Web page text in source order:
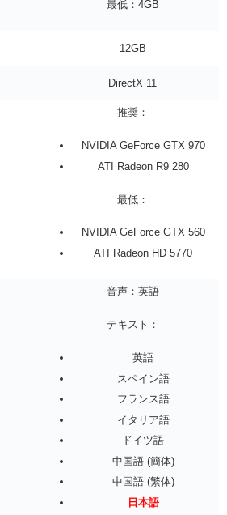
最低：4GB
12GB
DirectX 11
推奨：
NVIDIA GeForce GTX 970
ATI Radeon R9 280
最低：
NVIDIA GeForce GTX 560
ATI Radeon HD 5770
音声：英語
テキスト：
英語
スペイン語
フランス語
イタリア語
ドイツ語
中国語 (簡体)
中国語 (繁体)
日本語